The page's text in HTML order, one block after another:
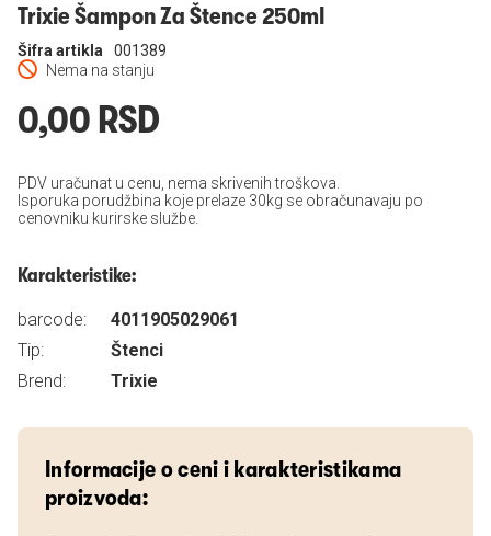
Trixie Šampon Za Štence 250ml
Nema na stanju
Šifra artikla 001389
0,00 RSD
PDV uračunat u cenu, nema skrivenih troškova.
Isporuka porudžbina koje prelaze 30kg se obračunavaju po
cenovniku kurirske službe.
Karakteristike:
barcode:
4011905029061
Tip:
Štenci
Brend:
Trixie
Informacije o ceni i karakteristikama
proizvoda: